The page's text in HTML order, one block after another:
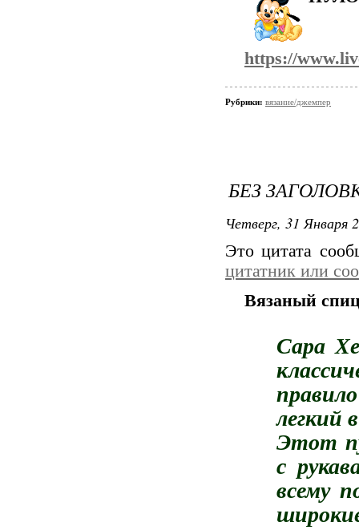
https://
Рубрики: вязание/джемпер
БЕЗ
Четверг, 31 Января
Это цитата
цитатник или
Вязаный
Сара
легкий
Этот
с
всему